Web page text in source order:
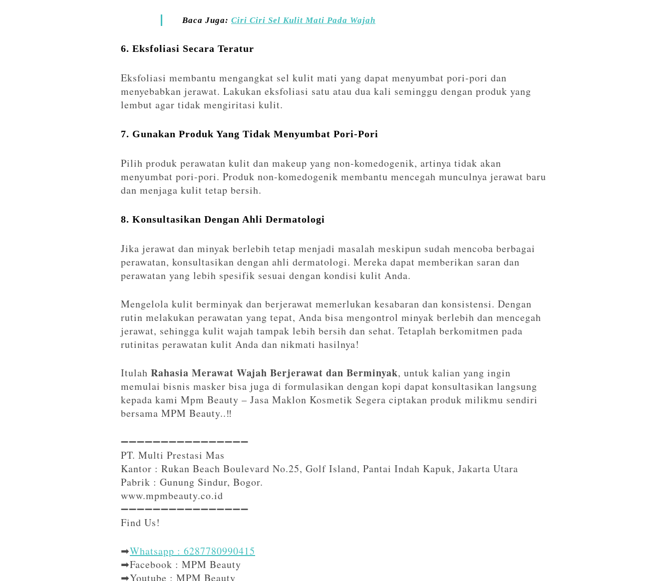
Baca Juga: Ciri Ciri Sel Kulit Mati Pada Wajah
6. Eksfoliasi Secara Teratur
Eksfoliasi membantu mengangkat sel kulit mati yang dapat menyumbat pori-pori dan
menyebabkan jerawat. Lakukan eksfoliasi satu atau dua kali seminggu dengan produk yang
lembut agar tidak mengiritasi kulit.
7. Gunakan Produk Yang Tidak Menyumbat Pori-Pori
Pilih produk perawatan kulit dan makeup yang non-komedogenik, artinya tidak akan
menyumbat pori-pori. Produk non-komedogenik membantu mencegah munculnya jerawat baru
dan menjaga kulit tetap bersih.
8. Konsultasikan Dengan Ahli Dermatologi
Jika jerawat dan minyak berlebih tetap menjadi masalah meskipun sudah mencoba berbagai
perawatan, konsultasikan dengan ahli dermatologi. Mereka dapat memberikan saran dan
perawatan yang lebih spesifik sesuai dengan kondisi kulit Anda.
Mengelola kulit berminyak dan berjerawat memerlukan kesabaran dan konsistensi. Dengan
rutin melakukan perawatan yang tepat, Anda bisa mengontrol minyak berlebih dan mencegah
jerawat, sehingga kulit wajah tampak lebih bersih dan sehat. Tetaplah berkomitmen pada
rutinitas perawatan kulit Anda dan nikmati hasilnya!
Itulah Rahasia Merawat Wajah Berjerawat dan Berminyak, untuk kalian yang ingin
memulai bisnis masker bisa juga di formulasikan dengan kopi dapat konsultasikan langsung
kepada kami Mpm Beauty – Jasa Maklon Kosmetik Segera ciptakan produk milikmu sendiri
bersama MPM Beauty..‼️
➖➖➖➖➖➖➖➖➖➖➖➖➖➖➖➖⁣⁣
PT. Multi Prestasi Mas
Kantor : Rukan Beach Boulevard No.25, Golf Island, Pantai Indah Kapuk, Jakarta Utara
Pabrik : Gunung Sindur, Bogor.
www.mpmbeauty.co.id
➖➖➖➖➖➖➖➖➖➖➖➖➖➖➖➖⁣⁣⁣
Find Us!⁣⁣⁣
➡Whatsapp : 6287780990415
➡Facebook : MPM Beauty
➡Youtube : MPM Beauty